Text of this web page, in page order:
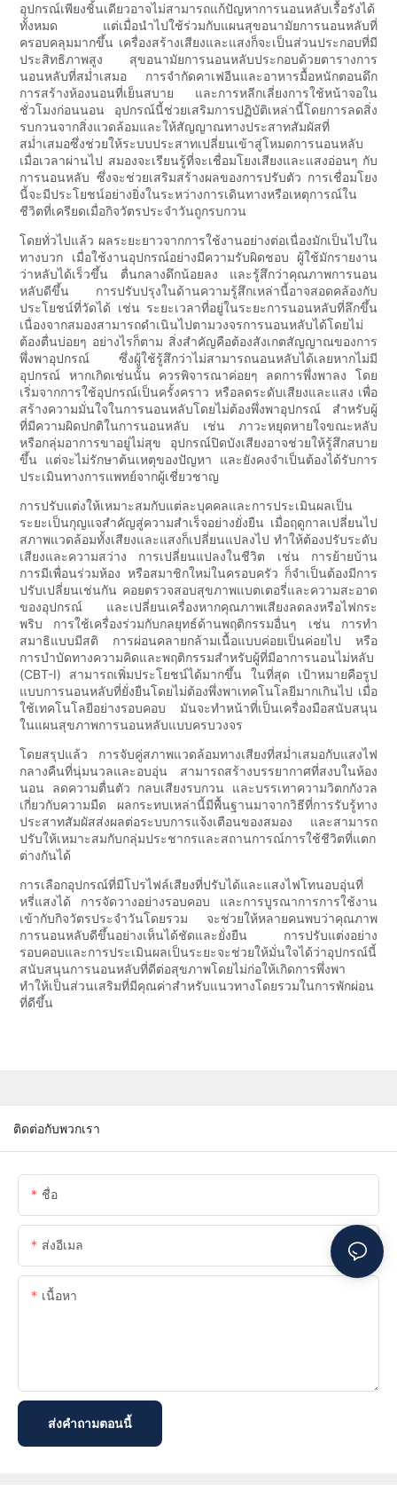
อุปกรณ์เพียงชิ้นเดียวอาจไม่สามารถแก้ปัญหาการนอนหลับเรื้อรังได้
ทั้งหมด แต่เมื่อนำไปใช้ร่วมกับแผนสุขอนามัยการนอนหลับที่
ครอบคลุมมากขึ้น เครื่องสร้างเสียงและแสงก็จะเป็นส่วนประกอบที่มี
ประสิทธิภาพสูง สุขอนามัยการนอนหลับประกอบด้วยตารางการ
นอนหลับที่สม่ำเสมอ การจำกัดคาเฟอีนและอาหารมื้อหนักตอนดึก
การสร้างห้องนอนที่เย็นสบาย และการหลีกเลี่ยงการใช้หน้าจอใน
ชั่วโมงก่อนนอน อุปกรณ์นี้ช่วยเสริมการปฏิบัติเหล่านี้โดยการลดสิ่ง
รบกวนจากสิ่งแวดล้อมและให้สัญญาณทางประสาทสัมผัสที่
สม่ำเสมอซึ่งช่วยให้ระบบประสาทเปลี่ยนเข้าสู่โหมดการนอนหลับ
เมื่อเวลาผ่านไป สมองจะเรียนรู้ที่จะเชื่อมโยงเสียงและแสงอ่อนๆ กับ
การนอนหลับ ซึ่งจะช่วยเสริมสร้างผลของการปรับตัว การเชื่อมโยง
นี้จะมีประโยชน์อย่างยิ่งในระหว่างการเดินทางหรือเหตุการณ์ใน
ชีวิตที่เครียดเมื่อกิจวัตรประจำวันถูกรบกวน
โดยทั่วไปแล้ว ผลระยะยาวจากการใช้งานอย่างต่อเนื่องมักเป็นไปใน
ทางบวก เมื่อใช้งานอุปกรณ์อย่างมีความรับผิดชอบ ผู้ใช้มักรายงาน
ว่าหลับได้เร็วขึ้น ตื่นกลางดึกน้อยลง และรู้สึกว่าคุณภาพการนอน
หลับดีขึ้น การปรับปรุงในด้านความรู้สึกเหล่านี้อาจสอดคล้องกับ
ประโยชน์ที่วัดได้ เช่น ระยะเวลาที่อยู่ในระยะการนอนหลับที่ลึกขึ้น
เนื่องจากสมองสามารถดำเนินไปตามวงจรการนอนหลับได้โดยไม่
ต้องตื่นบ่อยๆ อย่างไรก็ตาม สิ่งสำคัญคือต้องสังเกตสัญญาณของการ
พึ่งพาอุปกรณ์ ซึ่งผู้ใช้รู้สึกว่าไม่สามารถนอนหลับได้เลยหากไม่มี
อุปกรณ์ หากเกิดเช่นนั้น ควรพิจารณาค่อยๆ ลดการพึ่งพาลง โดย
เริ่มจากการใช้อุปกรณ์เป็นครั้งคราว หรือลดระดับเสียงและแสง เพื่อ
สร้างความมั่นใจในการนอนหลับโดยไม่ต้องพึ่งพาอุปกรณ์ สำหรับผู้
ที่มีความผิดปกติในการนอนหลับ เช่น ภาวะหยุดหายใจขณะหลับ
หรือกลุ่มอาการขาอยู่ไม่สุข อุปกรณ์ปิดบังเสียงอาจช่วยให้รู้สึกสบาย
ขึ้น แต่จะไม่รักษาต้นเหตุของปัญหา และยังคงจำเป็นต้องได้รับการ
ประเมินทางการแพทย์จากผู้เชี่ยวชาญ
การปรับแต่งให้เหมาะสมกับแต่ละบุคคลและการประเมินผลเป็น
ระยะเป็นกุญแจสำคัญสู่ความสำเร็จอย่างยั่งยืน เมื่อฤดูกาลเปลี่ยนไป
สภาพแวดล้อมทั้งเสียงและแสงก็เปลี่ยนแปลงไป ทำให้ต้องปรับระดับ
เสียงและความสว่าง การเปลี่ยนแปลงในชีวิต เช่น การย้ายบ้าน
การมีเพื่อนร่วมห้อง หรือสมาชิกใหม่ในครอบครัว ก็จำเป็นต้องมีการ
ปรับเปลี่ยนเช่นกัน คอยตรวจสอบสุขภาพแบตเตอรี่และความสะอาด
ของอุปกรณ์ และเปลี่ยนเครื่องหากคุณภาพเสียงลดลงหรือไฟกระ
พริบ การใช้เครื่องร่วมกับกลยุทธ์ด้านพฤติกรรมอื่นๆ เช่น การทำ
สมาธิแบบมีสติ การผ่อนคลายกล้ามเนื้อแบบค่อยเป็นค่อยไป หรือ
การบำบัดทางความคิดและพฤติกรรมสำหรับผู้ที่มีอาการนอนไม่หลับ
(CBT-I) สามารถเพิ่มประโยชน์ได้มากขึ้น ในที่สุด เป้าหมายคือรูป
แบบการนอนหลับที่ยั่งยืนโดยไม่ต้องพึ่งพาเทคโนโลยีมากเกินไป เมื่อ
ใช้เทคโนโลยีอย่างรอบคอบ มันจะทำหน้าที่เป็นเครื่องมือสนับสนุน
ในแผนสุขภาพการนอนหลับแบบครบวงจร
โดยสรุปแล้ว การจับคู่สภาพแวดล้อมทางเสียงที่สม่ำเสมอกับแสงไฟ
กลางคืนที่นุ่มนวลและอบอุ่น สามารถสร้างบรรยากาศที่สงบในห้อง
นอน ลดความตื่นตัว กลบเสียงรบกวน และบรรเทาความวิตกกังวล
เกี่ยวกับความมืด ผลกระทบเหล่านี้มีพื้นฐานมาจากวิธีที่การรับรู้ทาง
ประสาทสัมผัสส่งผลต่อระบบการแจ้งเตือนของสมอง และสามารถ
ปรับให้เหมาะสมกับกลุ่มประชากรและสถานการณ์การใช้ชีวิตที่แตก
ต่างกันได้
การเลือกอุปกรณ์ที่มีโปรไฟล์เสียงที่ปรับได้และแสงไฟโทนอบอุ่นที่
หรี่แสงได้ การจัดวางอย่างรอบคอบ และการบูรณาการการใช้งาน
เข้ากับกิจวัตรประจำวันโดยรวม จะช่วยให้หลายคนพบว่าคุณภาพ
การนอนหลับดีขึ้นอย่างเห็นได้ชัดและยั่งยืน การปรับแต่งอย่าง
รอบคอบและการประเมินผลเป็นระยะจะช่วยให้มั่นใจได้ว่าอุปกรณ์นี้
สนับสนุนการนอนหลับที่ดีต่อสุขภาพโดยไม่ก่อให้เกิดการพึ่งพา
ทำให้เป็นส่วนเสริมที่มีคุณค่าสำหรับแนวทางโดยรวมในการพักผ่อน
ที่ดีขึ้น
ติดต่อกับพวกเรา
ชื่อ
ส่งอีเมล
เนื้อหา
ส่งคำถามตอนนี้